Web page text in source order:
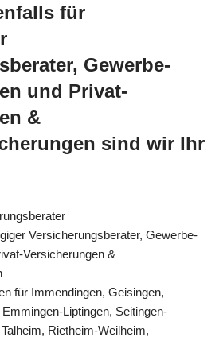
für
Gewerbe-
und Privat-
&
sind wir Ihr
Versicherungsberater, Gewerbe-
Versicherungen &
für Immendingen, Geisingen,
Liptingen, Seitingen-
Rietheim-Weilheim,